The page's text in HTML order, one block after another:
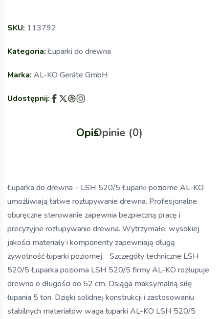
SKU: 113792
Kategoria:Łuparki do drewna
Marka: AL-KO Geräte GmbH
Udostępnij:
OpisOpinie (0)
Łuparka do drewna – LSH 520/5 Łuparki poziome AL-KO
umożliwiają łatwe rozłupywanie drewna. Profesjonalne
oburęczne sterowanie zapewnia bezpieczną pracę i
precyzyjne rozłupywanie drewna. Wytrzymałe, wysokiej
jakości materiały i komponenty zapewniają długą
żywotność łuparki poziomej. Szczegóły techniczne LSH
520/5 Łuparka pozioma LSH 520/5 firmy AL-KO rozłupuje
drewno o długości do 52 cm. Osiąga maksymalną siłę
łupania 5 ton. Dzięki solidnej konstrukcji i zastosowaniu
stabilnych materiałów waga łuparki AL-KO LSH 520/5